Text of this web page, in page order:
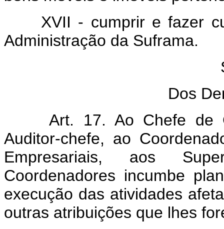
XVII - cumprir e fazer
Administração da Suframa.
Dos
Art. 17. Ao Chefe de
Auditor-chefe, ao
Empresariais, aos
Coordenadores incumbe
execução das atividades
outras atribuições que lhes